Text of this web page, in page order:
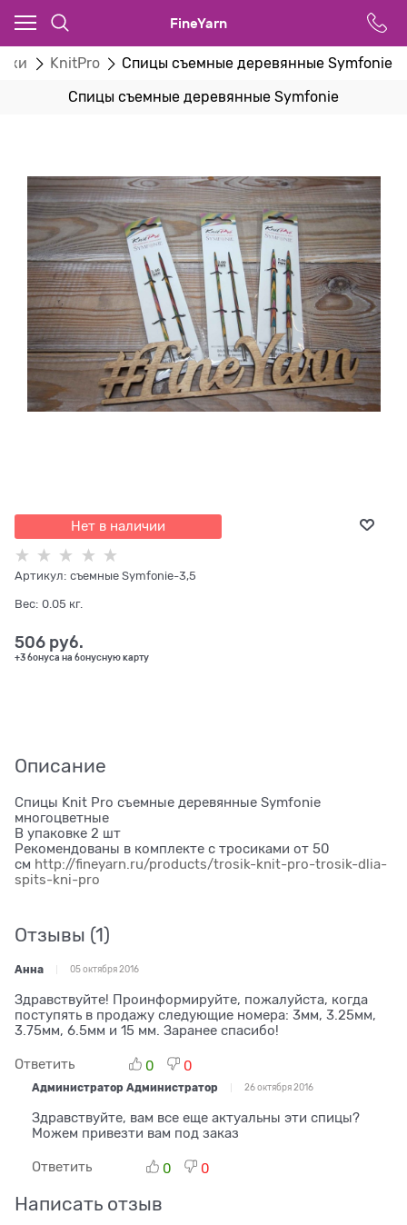
FineYarn
KnitPro Спицы съемные деревянные Symfonie
Спицы съемные деревянные Symfonie
Нет в наличии
Артикул: съемные Symfonie-3,5
Вес: 0.05 кг.
506 руб.
+3 бонуса на бонусную карту
Описание
Спицы Knit Pro съемные деревянные Symfonie
многоцветные
В упаковке 2 шт
Рекомендованы в комплекте с тросиками от 50
см http://fineyarn.ru/products/trosik-knit-pro-trosik-dlia-
spits-kni-pro
Отзывы (1)
Анна 05 октября 2016
Здравствуйте! Проинформируйте, пожалуйста, когда
поступять в продажу следующие номера: 3мм, 3.25мм,
3.75мм, 6.5мм и 15 мм. Заранее спасибо!
Ответить 0 0
Администратор Администратор 26 октября 2016
Здравствуйте, вам все еще актуальны эти спицы?
Можем привезти вам под заказ
Ответить 0 0
Написать отзыв